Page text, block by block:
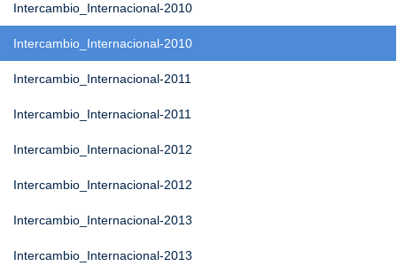
Intercambio_Internacional-2010
Intercambio_Internacional-2010
Intercambio_Internacional-2011
Intercambio_Internacional-2011
Intercambio_Internacional-2012
Intercambio_Internacional-2012
Intercambio_Internacional-2013
Intercambio_Internacional-2013